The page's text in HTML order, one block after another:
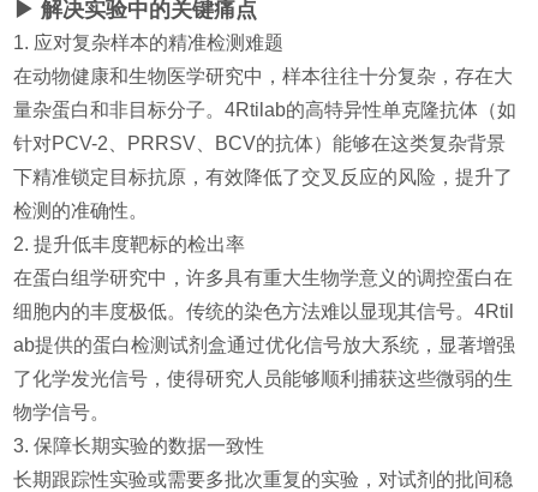
▶ 解决实验中的关键痛点
1. 应对复杂样本的精准检测难题
在动物健康和生物医学研究中，样本往往十分复杂，存在大
量杂蛋白和非目标分子。4Rtilab的高特异性单克隆抗体（如
针对PCV-2、PRRSV、BCV的抗体）能够在这类复杂背景
下精准锁定目标抗原，有效降低了交叉反应的风险，提升了
检测的准确性。
2. 提升低丰度靶标的检出率
在蛋白组学研究中，许多具有重大生物学意义的调控蛋白在
细胞内的丰度极低。传统的染色方法难以显现其信号。4Rtil
ab提供的蛋白检测试剂盒通过优化信号放大系统，显著增强
了化学发光信号，使得研究人员能够顺利捕获这些微弱的生
物学信号。
3. 保障长期实验的数据一致性
长期跟踪性实验或需要多批次重复的实验，对试剂的批间稳